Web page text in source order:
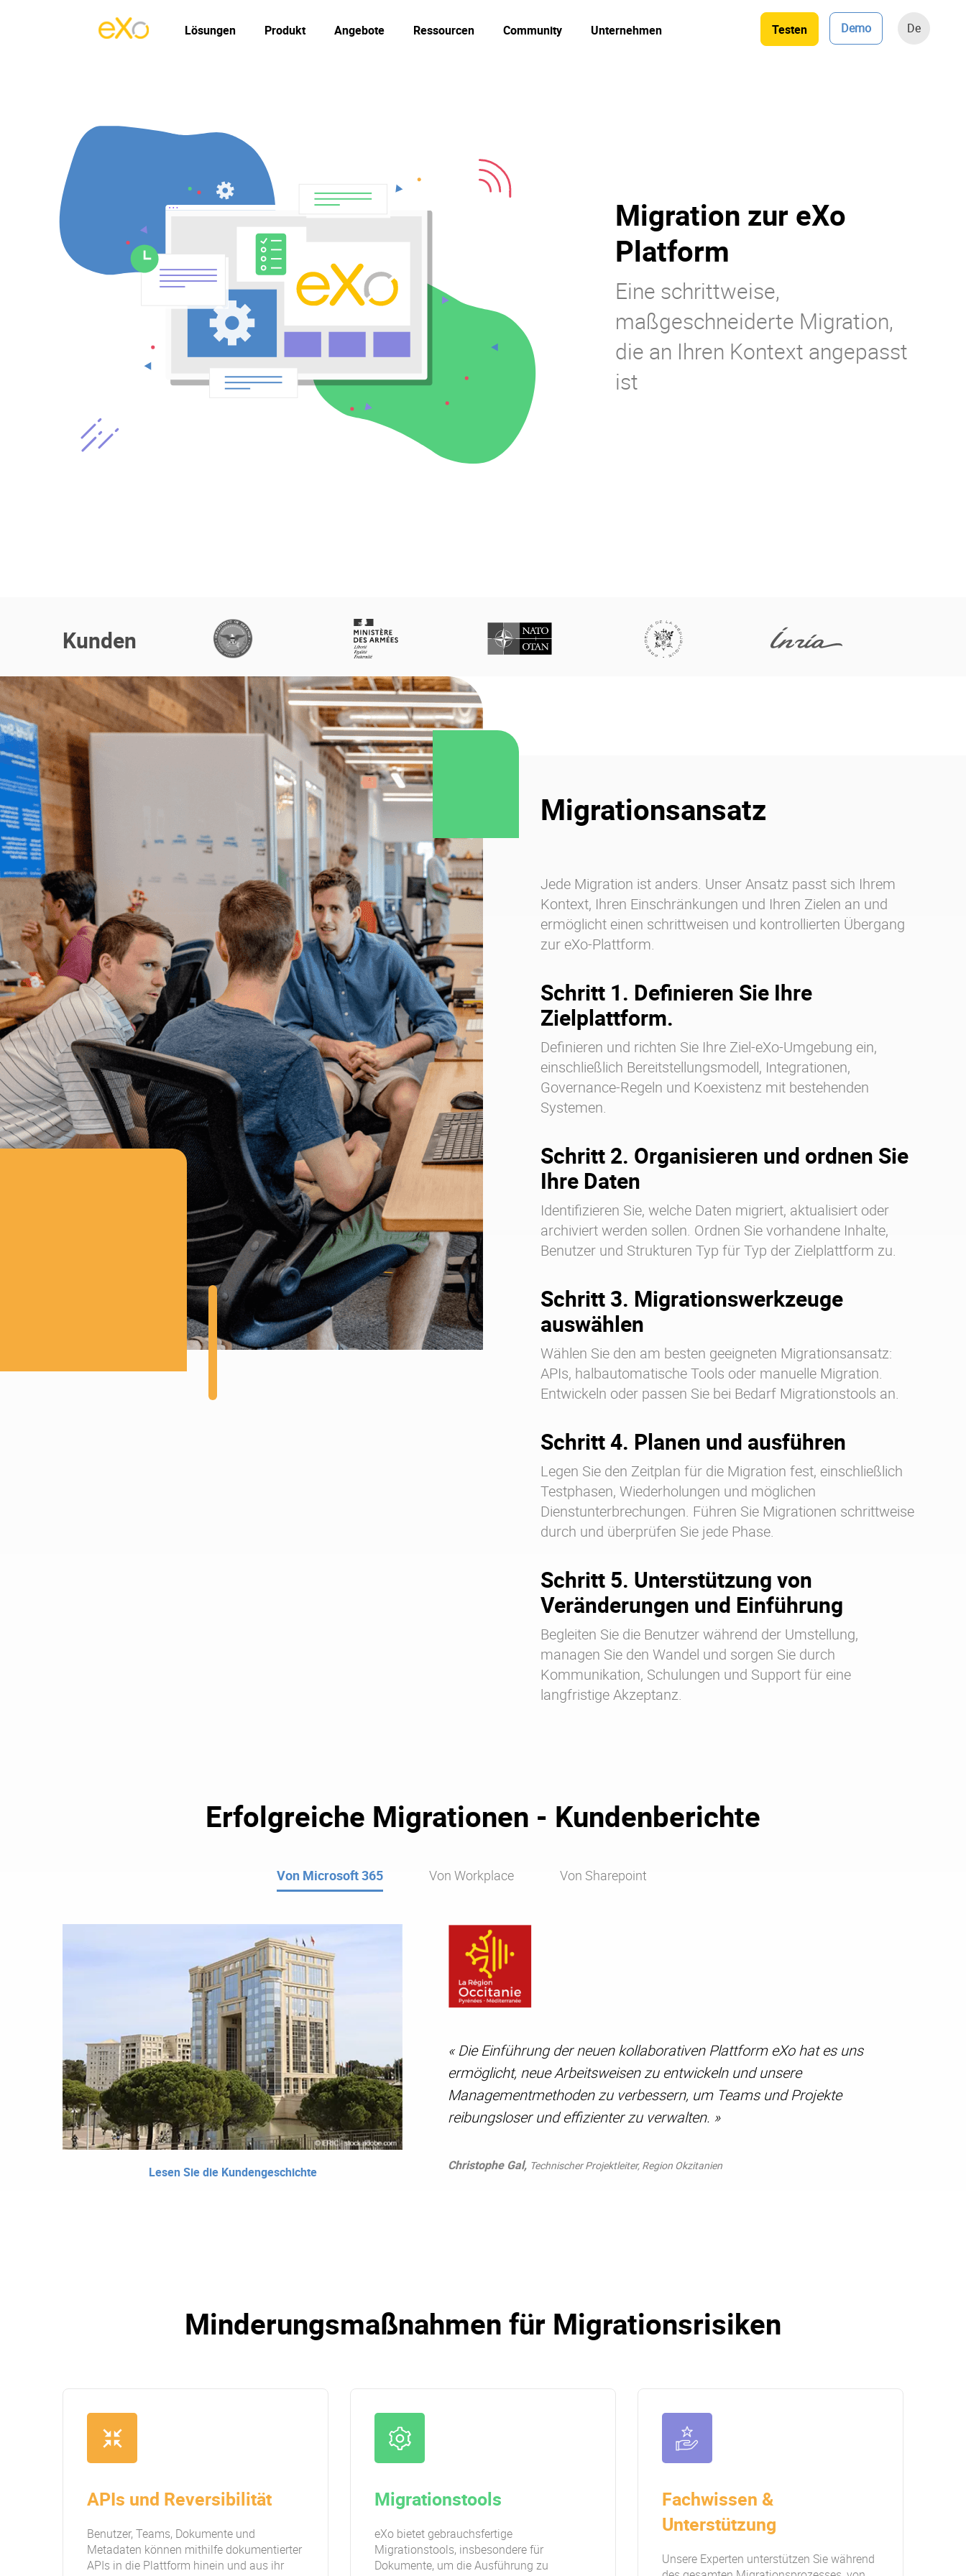
Testen Demo De
Lösungen Produkt Angebote Ressourcen Community Unternehmen
Migration zur eXo
Platform
Eine schrittweise,
maßgeschneiderte Migration,
die an Ihren Kontext angepasst
ist
Kunden
Migrationsansatz
Jede Migration ist anders. Unser Ansatz passt sich Ihrem
Kontext, Ihren Einschränkungen und Ihren Zielen an und
ermöglicht einen schrittweisen und kontrollierten Übergang
zur eXo-Plattform.
Schritt 1. Definieren Sie Ihre
Zielplattform.
Definieren und richten Sie Ihre Ziel-eXo-Umgebung ein,
einschließlich Bereitstellungsmodell, Integrationen,
Governance-Regeln und Koexistenz mit bestehenden
Systemen.
Schritt 2. Organisieren und ordnen Sie
Ihre Daten
Identifizieren Sie, welche Daten migriert, aktualisiert oder
archiviert werden sollen. Ordnen Sie vorhandene Inhalte,
Benutzer und Strukturen Typ für Typ der Zielplattform zu.
Schritt 3. Migrationswerkzeuge
auswählen
Wählen Sie den am besten geeigneten Migrationsansatz:
APIs, halbautomatische Tools oder manuelle Migration.
Entwickeln oder passen Sie bei Bedarf Migrationstools an.
Schritt 4. Planen und ausführen
Legen Sie den Zeitplan für die Migration fest, einschließlich
Testphasen, Wiederholungen und möglichen
Dienstunterbrechungen. Führen Sie Migrationen schrittweise
durch und überprüfen Sie jede Phase.
Schritt 5. Unterstützung von
Veränderungen und Einführung
Begleiten Sie die Benutzer während der Umstellung,
managen Sie den Wandel und sorgen Sie durch
Kommunikation, Schulungen und Support für eine
langfristige Akzeptanz.
Erfolgreiche Migrationen - Kundenberichte
Von Microsoft 365 Von Workplace Von Sharepoint
Lesen Sie die Kundengeschichte
« Die Einführung der neuen kollaborativen Plattform eXo hat es uns
ermöglicht, neue Arbeitsweisen zu entwickeln und unsere
Managementmethoden zu verbessern, um Teams und Projekte
reibungsloser und effizienter zu verwalten. »
Christophe Gal, Technischer Projektleiter, Region Okzitanien
Minderungsmaßnahmen für Migrationsrisiken
APIs und Reversibilität
Benutzer, Teams, Dokumente und
Metadaten können mithilfe dokumentierter
APIs in die Plattform hinein und aus ihr
Migrationstools
eXo bietet gebrauchsfertige
Migrationstools, insbesondere für
Dokumente, um die Ausführung zu
Fachwissen &
Unterstützung
Unsere Experten unterstützen Sie während